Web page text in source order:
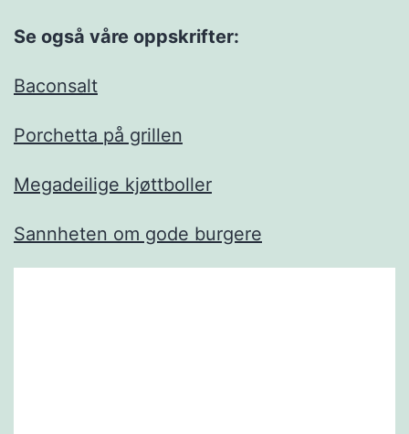
Se også våre oppskrifter:
Baconsalt
Porchetta på grillen
Megadeilige kjøttboller
Sannheten om gode burgere